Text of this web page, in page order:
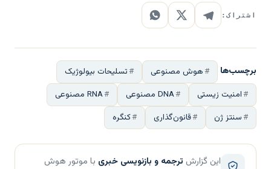
اشتراک:
برچسب‌ها هوش مصنوعی
تسلیحات بیولوژیک
امنیت زیستی
DNA مصنوعی
RNA مصنوعی
سنتز ژن
قانون‌گذاری کنگره
این گزارش ترجمه و بازنویسی خبری با موتور هوش